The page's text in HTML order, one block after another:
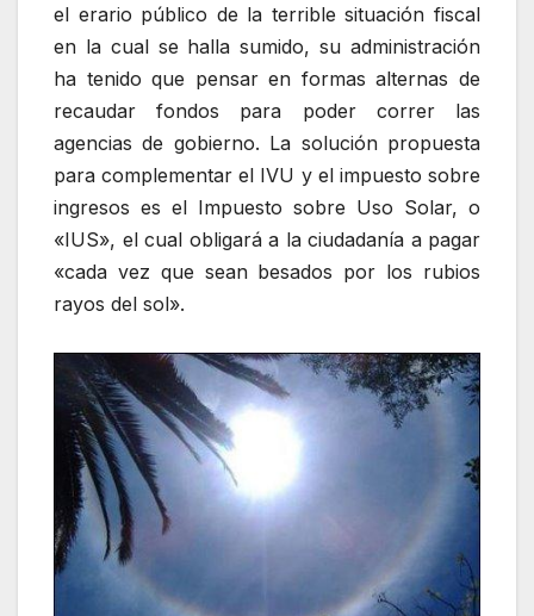
el erario público de la terrible situación fiscal
en la cual se halla sumido, su administración
ha tenido que pensar en formas alternas de
recaudar fondos para poder correr las
agencias de gobierno. La solución propuesta
para complementar el IVU y el impuesto sobre
ingresos es el Impuesto sobre Uso Solar, o
«IUS», el cual obligará a la ciudadanía a pagar
«cada vez que sean besados por los rubios
rayos del sol».